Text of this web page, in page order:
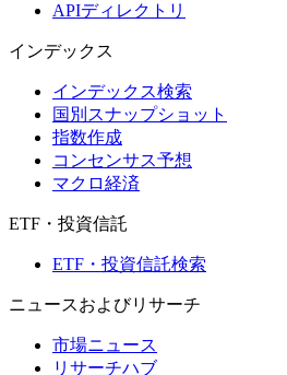
APIディレクトリ
インデックス
インデックス検索
国別スナップショット
指数作成
コンセンサス予想
マクロ経済
ETF・投資信託
ETF・投資信託検索
ニュースおよびリサーチ
市場ニュース
リサーチハブ